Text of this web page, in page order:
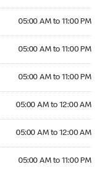
05:00 AM to 11:00 PM
05:00 AM to 11:00 PM
05:00 AM to 11:00 PM
05:00 AM to 12:00 AM
05:00 AM to 12:00 AM
05:00 AM to 11:00 PM